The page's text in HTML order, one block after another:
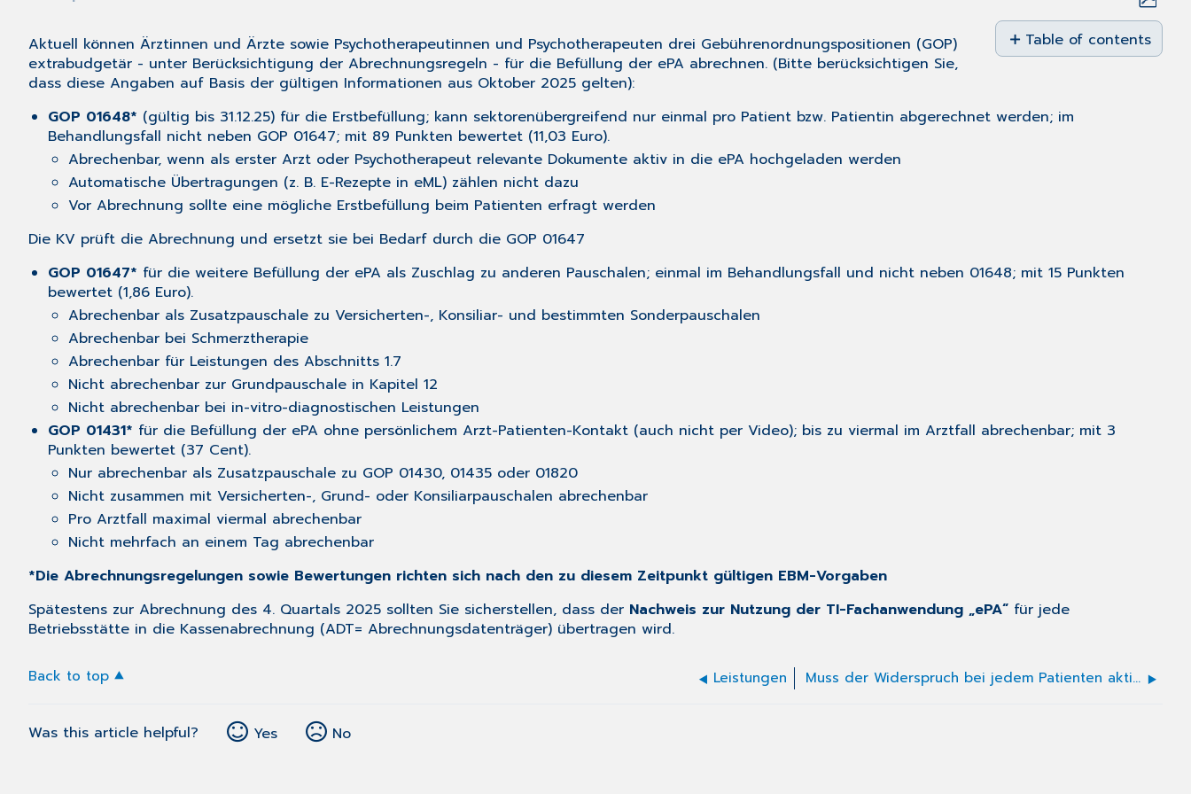
Save
as
PDF
Table of contents
No
Aktuell können Ärztinnen und Ärzte sowie Psychotherapeutinnen und Psychotherapeuten drei Gebührenordnungspositionen (GOP)
extrabudgetär - unter Berücksichtigung der Abrechnungsregeln - für die Befüllung der ePA abrechnen. (Bitte berücksichtigen Sie,
dass diese Angaben auf Basis der gültigen Informationen aus Oktober 2025 gelten):
GOP 01648* (gültig bis 31.12.25) für die Erstbefüllung; kann sektorenübergreifend nur einmal pro Patient bzw. Patientin abgerechnet werden; im
Behandlungsfall nicht neben GOP 01647; mit 89 Punkten bewertet (11,03 Euro).
Abrechenbar, wenn als erster Arzt oder Psychotherapeut relevante Dokumente aktiv in die ePA hochgeladen werden
Automatische Übertragungen (z. B. E-Rezepte in eML) zählen nicht dazu
Vor Abrechnung sollte eine mögliche Erstbefüllung beim Patienten erfragt werden
Die KV prüft die Abrechnung und ersetzt sie bei Bedarf durch die GOP 01647
GOP 01647* für die weitere Befüllung der ePA als Zuschlag zu anderen Pauschalen; einmal im Behandlungsfall und nicht neben 01648; mit 15 Punkten
bewertet (1,86 Euro).
Abrechenbar als Zusatzpauschale zu Versicherten-, Konsiliar- und bestimmten Sonderpauschalen
Abrechenbar bei Schmerztherapie
Abrechenbar für Leistungen des Abschnitts 1.7
Nicht abrechenbar zur Grundpauschale in Kapitel 12
Nicht abrechenbar bei in-vitro-diagnostischen Leistungen
GOP 01431* für die Befüllung der ePA ohne persönlichem Arzt-Patienten-Kontakt (auch nicht per Video); bis zu viermal im Arztfall abrechenbar; mit 3
Punkten bewertet (37 Cent).
Nur abrechenbar als Zusatzpauschale zu GOP 01430, 01435 oder 01820
Nicht zusammen mit Versicherten-, Grund- oder Konsiliarpauschalen abrechenbar
Pro Arztfall maximal viermal abrechenbar
Nicht mehrfach an einem Tag abrechenbar
*Die Abrechnungsregelungen sowie Bewertungen richten sich nach den zu diesem Zeitpunkt gültigen EBM-Vorgaben
Spätestens zur Abrechnung des 4. Quartals 2025 sollten Sie sicherstellen, dass der Nachweis zur Nutzung der TI-Fachanwendung „ePA“ für jede
Betriebsstätte in die Kassenabrechnung (ADT= Abrechnungsdatenträger) übertragen wird.
Back to top Leistungen Muss der Widerspruch bei jedem Patienten aktiv erfragt werden?
Was this article helpful? Yes No